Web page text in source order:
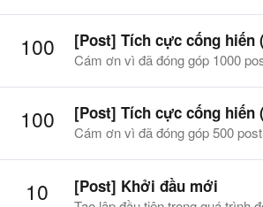
100 [Post] Tích cực cống hiến
Cám ơn vì đã đóng góp 1000
100 [Post] Tích cực cống hiến
Cám ơn vì đã đóng góp 500
10 [Post] Khởi đầu mới